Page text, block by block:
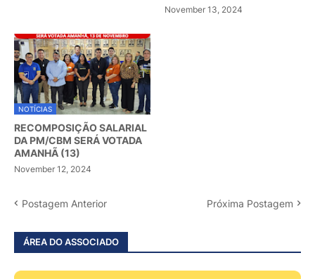
November 13, 2024
NOTÍCIAS
RECOMPOSIÇÃO SALARIAL
DA PM/CBM SERÁ VOTADA
AMANHÃ (13)
November 12, 2024
Postagem Anterior Próxima Postagem
ÁREA DO ASSOCIADO